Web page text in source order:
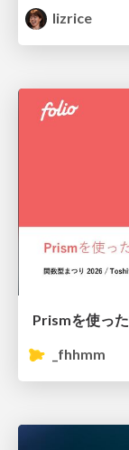
lizrice
Prismを使っ
_fhhmm